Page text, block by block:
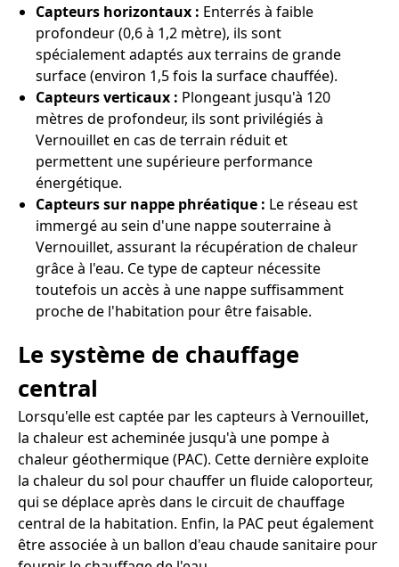
Capteurs horizontaux : Enterrés à faible
profondeur (0,6 à 1,2 mètre), ils sont
spécialement adaptés aux terrains de grande
surface (environ 1,5 fois la surface chauffée).
Capteurs verticaux : Plongeant jusqu'à 120
mètres de profondeur, ils sont privilégiés à
Vernouillet en cas de terrain réduit et
permettent une supérieure performance
énergétique.
Capteurs sur nappe phréatique : Le réseau est
immergé au sein d'une nappe souterraine à
Vernouillet, assurant la récupération de chaleur
grâce à l'eau. Ce type de capteur nécessite
toutefois un accès à une nappe suffisamment
proche de l'habitation pour être faisable.
Le système de chauffage
central
Lorsqu'elle est captée par les capteurs à Vernouillet,
la chaleur est acheminée jusqu'à une pompe à
chaleur géothermique (PAC). Cette dernière exploite
la chaleur du sol pour chauffer un fluide caloporteur,
qui se déplace après dans le circuit de chauffage
central de la habitation. Enfin, la PAC peut également
être associée à un ballon d'eau chaude sanitaire pour